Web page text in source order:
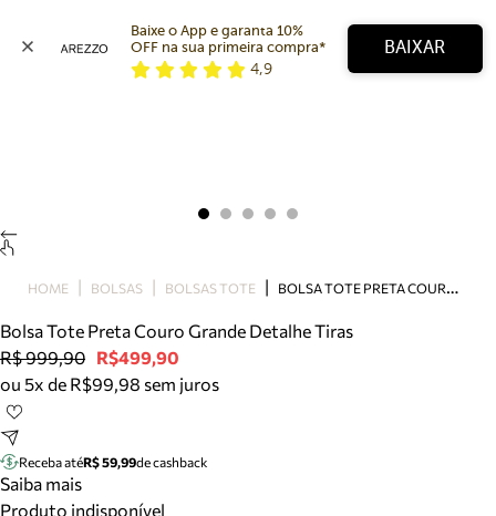
Bolsa
Tamanco
Tênis
Mule
Tire dúvidas sobre pedidos, devoluções e mais.
Meus pedidos
Baixe o App e garanta 10%
OFF na sua primeira compra*
4,9
BAIXAR
HOME BOLSAS BOLSAS TOTE B
OLSA TOTE PRETA COURO GRANDE DETALHE TIRAS
Bolsa Tote Preta Couro Grande Detalhe Tiras
R$ 999,90 R$499,90
ou 5x de R$99,98 sem juros
Receba atéR$ 59,99de cashback
Saiba mais
Produto indisponível